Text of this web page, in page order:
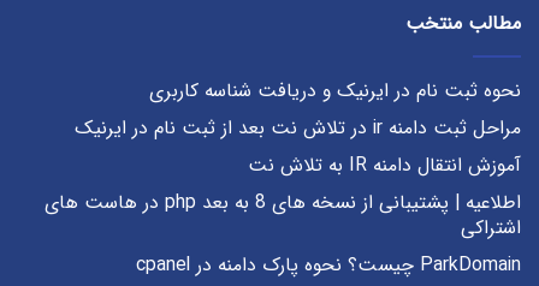
مطالب منتخب
نحوه ثبت نام در ایرنیک و دریافت شناسه کاربری
مراحل ثبت دامنه ir در تلاش نت بعد از ثبت نام در ایرنیک
آموزش انتقال دامنه IR به تلاش نت
اطلاعیه | پشتیبانی از نسخه های 8 به بعد php در هاست های
اشتراکی
ParkDomain چیست؟ نحوه پارک دامنه در cpanel